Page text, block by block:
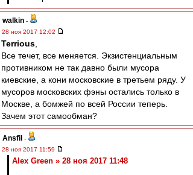
walkin -
28 ноя 2017 12:02
Terrious
Все течет, все меняется. Экзистенциальным
противником не так давно были мусора
киевские, а кони московские в третьем ряду. У
мусоров московских фэны остались только в
Москве, а бомжей по всей России теперь.
Зачем этот самообман?
Ansfil -
28 ноя 2017 11:59
Alex Green » 28 ноя 2017 11:48